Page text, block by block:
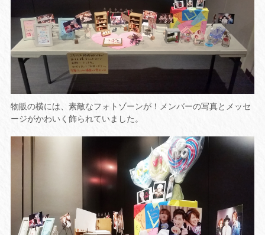
物販の横には、素敵なフォトゾーンが！メンバーの写真とメッセ
ージがかわいく飾られていました。